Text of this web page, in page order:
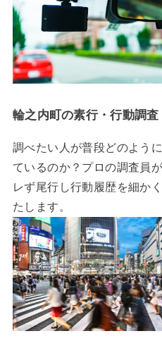
輪之内町の素行・行動調査
調べたい人が普段どのよう
ているのか？プロの調査員
レず尾行し行動履歴を細か
たします。